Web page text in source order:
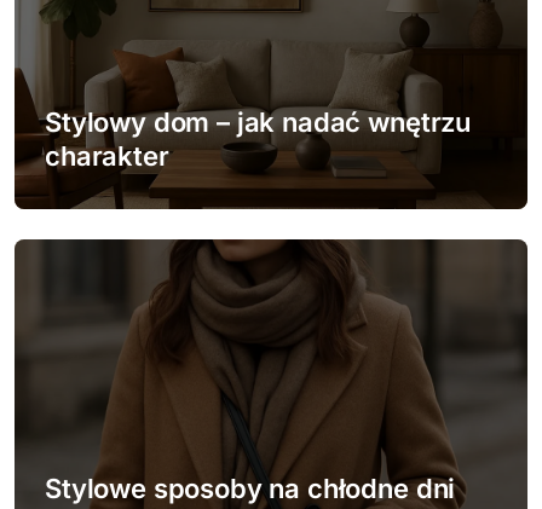
a
w
p
i
s
Stylowy dom – jak nadać wnętrzu
charakter
Stylowe sposoby na chłodne dni